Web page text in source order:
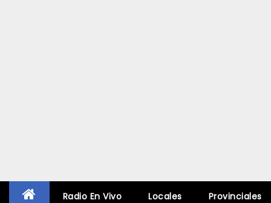
Radio En Vivo Locales Provinciales